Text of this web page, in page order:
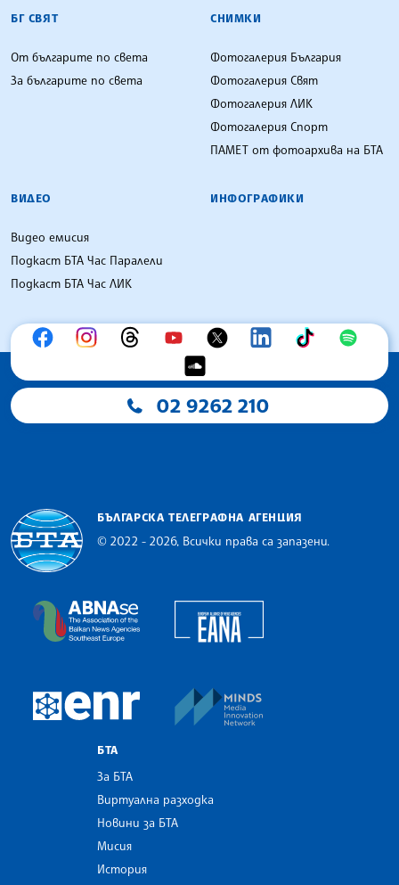
БГ СВЯТ
От българите по света
За българите по света
СНИМКИ
Фотогалерия България
Фотогалерия Свят
Фотогалерия ЛИК
Фотогалерия Спорт
ПАМЕТ от фотоархива на БТА
ВИДЕО
Видео емисия
Подкаст БТА Час Паралели
Подкаст БТА Час ЛИК
ИНФОГРАФИКИ
02 9262 210
БЪЛГАРСКА ТЕЛЕГРАФНА АГЕНЦИЯ
© 2022 - 2026, Всички права са запазени.
The Assocoation of the Balkan News Agencies
European Newsroom
БТА
За БТА
Виртуална разходка
Новини за БТА
Мисия
История